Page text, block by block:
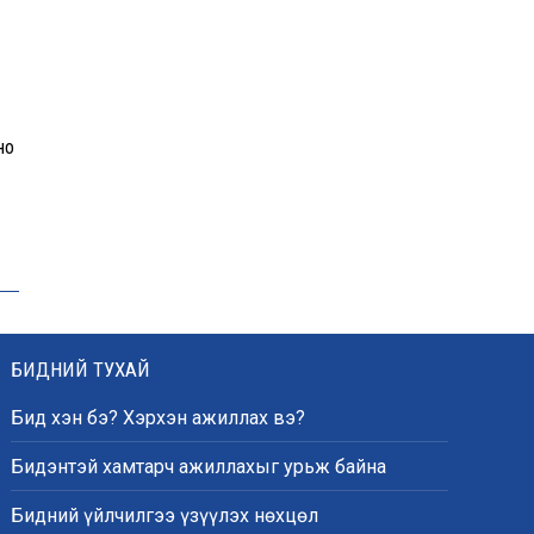
цахим үйлчилгээг иргэдэд
БИДНИЙ ТУХАЙ
Бид хэн бэ? Хэрхэн ажиллах вэ?
Бидэнтэй хамтарч ажиллахыг урьж байна
Бидний үйлчилгээ үзүүлэх нөхцөл